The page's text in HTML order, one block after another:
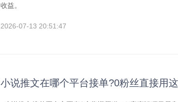
收益。
2026-07-13 20:51:47
小说推文在哪个平台接单?0粉丝直接用